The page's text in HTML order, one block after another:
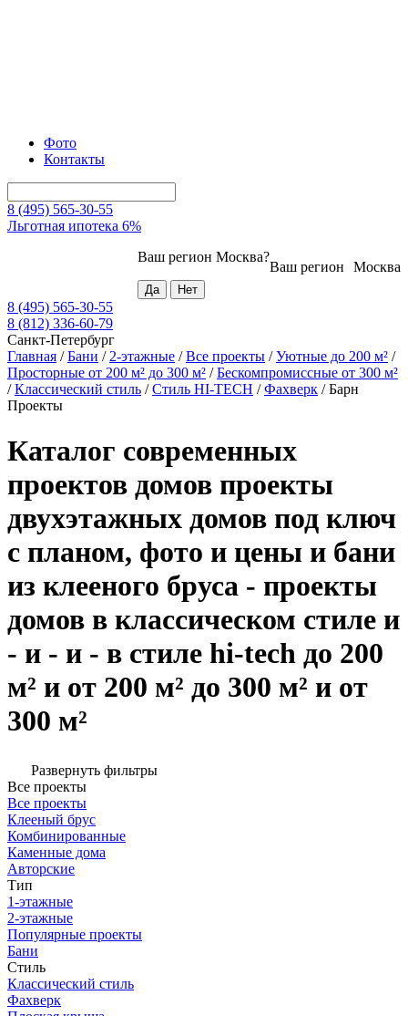
Фото
Контакты
8 (495) 565-30-55
Льготная ипотека 6%
Москва
Ваш регион
Ваш регион Москва?
8 (495) 565-30-55
8 (812) 336-60-79
Санкт-Петербург
Главная /Бани / 2-этажные /Все проекты /Уютные до 200 м² /
Просторные от 200 м² до 300 м² /Бескомпромиссные от 300 м²
/Классический стиль /Стиль HI-TECH /Фахверк /Барн
Проекты
Каталог современных
проектов домов проекты
двухэтажных домов под ключ
с планом, фото и цены и бани
из клееного бруса - проекты
домов в классическом стиле и
- и - и - в стиле hi-tech до 200
м² и от 200 м² до 300 м² и от
300 м²
Развернуть фильтры
Все проекты
Все проекты
Клееный брус
Комбинированные
Каменные дома
Авторские
Тип
1-этажные
2-этажные
Популярные проекты
Бани
Стиль
Классический стиль
Фахверк